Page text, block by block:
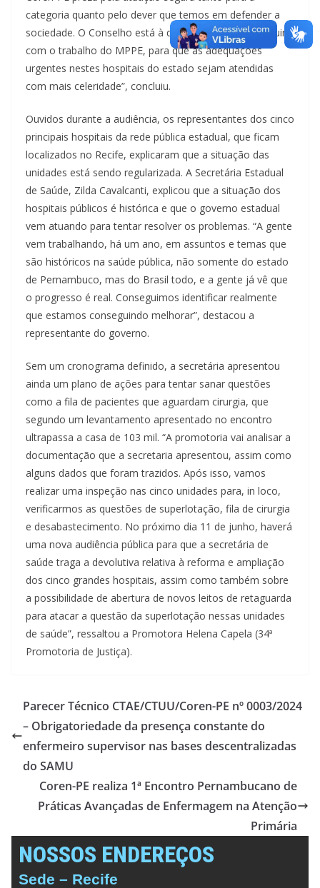
categoria quanto pelo dever que temos em defender a
sociedade. O Conselho está à disposição para contribuir
com o trabalho do MPPE, para que as adequações
urgentes nestes hospitais do estado sejam atendidas
com mais celeridade”, concluiu.
Ouvidos durante a audiência, os representantes dos cinco
principais hospitais da rede pública estadual, que ficam
localizados no Recife, explicaram que a situação das
unidades está sendo regularizada. A Secretária Estadual
de Saúde, Zilda Cavalcanti, explicou que a situação dos
hospitais públicos é histórica e que o governo estadual
vem atuando para tentar resolver os problemas. “A gente
vem trabalhando, há um ano, em assuntos e temas que
são históricos na saúde pública, não somente do estado
de Pernambuco, mas do Brasil todo, e a gente já vê que
o progresso é real. Conseguimos identificar realmente
que estamos conseguindo melhorar”, destacou a
representante do governo.
Sem um cronograma definido, a secretária apresentou
ainda um plano de ações para tentar sanar questões
como a fila de pacientes que aguardam cirurgia, que
segundo um levantamento apresentado no encontro
ultrapassa a casa de 103 mil. “A promotoria vai analisar a
documentação que a secretaria apresentou, assim como
alguns dados que foram trazidos. Após isso, vamos
realizar uma inspeção nas cinco unidades para, in loco,
verificarmos as questões de superlotação, fila de cirurgia
e desabastecimento. No próximo dia 11 de junho, haverá
uma nova audiência pública para que a secretária de
saúde traga a devolutiva relativa à reforma e ampliação
dos cinco grandes hospitais, assim como também sobre
a possibilidade de abertura de novos leitos de retaguarda
para atacar a questão da superlotação nessas unidades
de saúde”, ressaltou a Promotora Helena Capela (34ª
Promotoria de Justiça).
Parecer Técnico CTAE/CTUU/Coren-PE nº 0003/2024
– Obrigatoriedade da presença constante do
enfermeiro supervisor nas bases descentralizadas
do SAMU
Coren-PE realiza 1ª Encontro Pernambucano de
Práticas Avançadas de Enfermagem na Atenção
Primária
NOSSOS ENDEREÇOS
Sede – Recife